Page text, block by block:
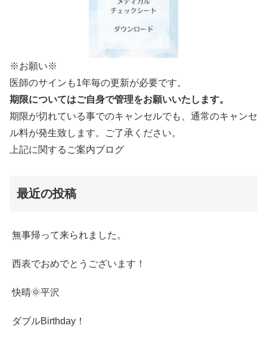
※お願い※
医師のサインも1年毎の更新が必要です。
期限についてはご自身で管理をお願いいたします。
期限が切れている事でのキャンセルでも、通常のキャンセ
ル料が発生致します。ご了承ください。
上記に関するご案内ブログ
最近の投稿
無事帰って来られました。
西表でおめでとうございます！
快晴🌞平沢
ダブルBirthday！